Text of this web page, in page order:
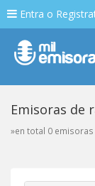
Entra o
Emisoras de
»en total 0